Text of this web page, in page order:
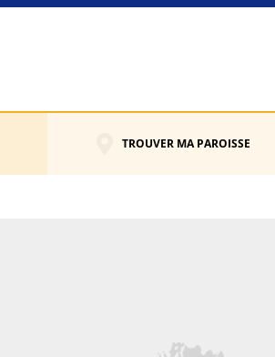
TROUVER MA PAROISSE